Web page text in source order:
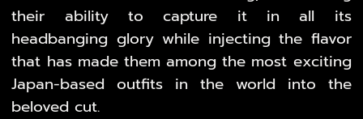
their ability to capture it in all its
headbanging glory while injecting the flavor
that has made them among the most exciting
Japan-based outfits in the world into the
beloved cut.